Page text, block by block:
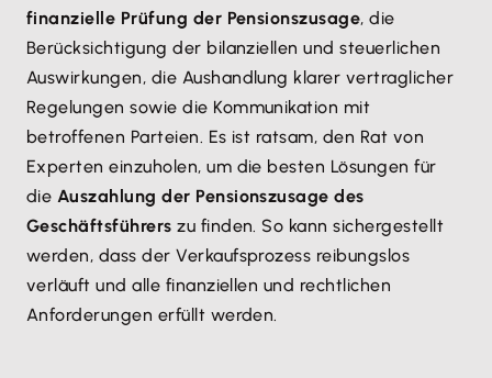
finanzielle Prüfung der Pensionszusage, die
Berücksichtigung der bilanziellen und steuerlichen
Auswirkungen, die Aushandlung klarer vertraglicher
Regelungen sowie die Kommunikation mit
betroffenen Parteien. Es ist ratsam, den Rat von
Experten einzuholen, um die besten Lösungen für
die Auszahlung der Pensionszusage des
Geschäftsführers zu finden. So kann sichergestellt
werden, dass der Verkaufsprozess reibungslos
verläuft und alle finanziellen und rechtlichen
Anforderungen erfüllt werden.